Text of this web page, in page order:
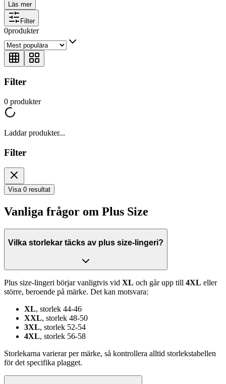
Läs mer
Filter
0produkter
Filter
0 produkter
Laddar produkter...
Filter
Visa 0 resultat
Vanliga frågor om Plus Size
Vilka storlekar täcks av plus size-lingeri?
Plus size-lingeri börjar vanligtvis vid XL och går upp till 4XL eller
större, beroende på märke. Det kan motsvara:
XL, storlek 44-46
XXL, storlek 48-50
3XL, storlek 52-54
4XL, storlek 56-58
Storlekarna varierar per märke, så kontrollera alltid storlekstabellen
för det specifika plagget.